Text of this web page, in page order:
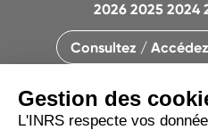
2026 2025 2024
Consultez /